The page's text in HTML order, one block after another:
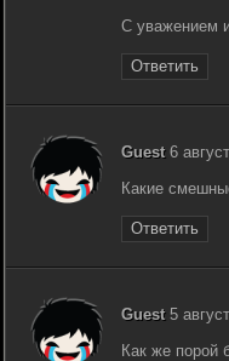
С уважением
Ответить
Guest6
Какие
Ответить
Guest5
Как же порой